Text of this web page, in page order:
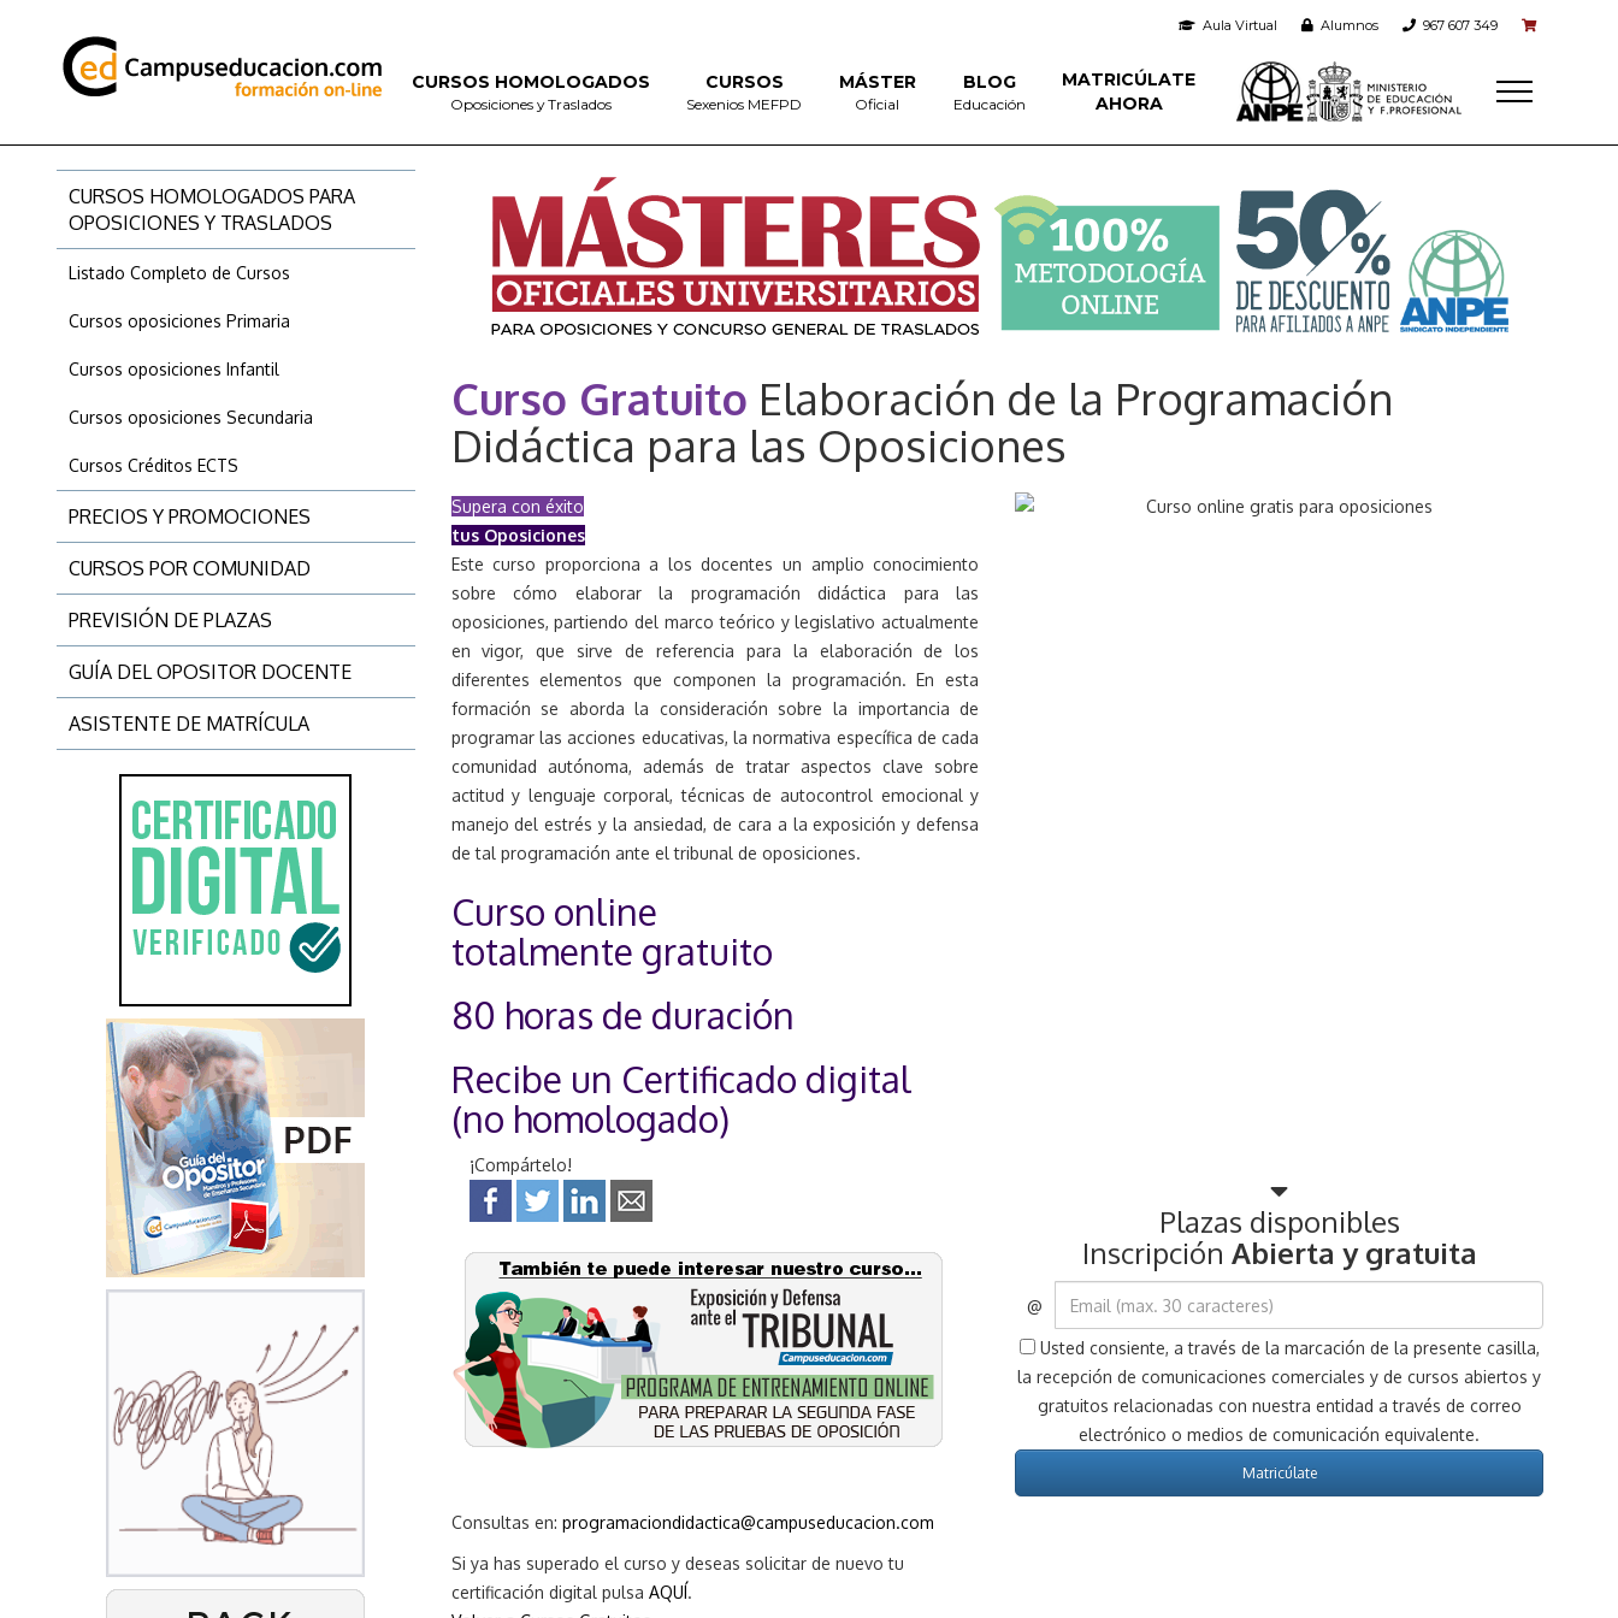
Aula Virtual Alumnos 967 607 349
CURSOS HOMOLOGADOS
Oposiciones y Traslados
CURSOS
Sexenios MEFPD
MÁSTER
Oficial
BLOG
Educación
MATRICÚLATE
AHORA
CURSOS HOMOLOGADOS PARA
OPOSICIONES Y TRASLADOS
Listado Completo de Cursos
Cursos oposiciones Primaria
Cursos oposiciones Infantil
Cursos oposiciones Secundaria
Cursos Créditos ECTS
PRECIOS Y PROMOCIONES
CURSOS POR COMUNIDAD
PREVISIÓN DE PLAZAS
GUÍA DEL OPOSITOR DOCENTE
ASISTENTE DE MATRÍCULA
Curso Gratuito Elaboración de la Programación
Didáctica para las Oposiciones
Supera con éxito
tus Oposiciones
Este curso proporciona a los docentes un amplio conocimiento
sobre cómo elaborar la programación didáctica para las
oposiciones, partiendo del marco teórico y legislativo actualmente
en vigor, que sirve de referencia para la elaboración de los
diferentes elementos que componen la programación. En esta
formación se aborda la consideración sobre la importancia de
programar las acciones educativas, la normativa específica de cada
comunidad autónoma, además de tratar aspectos clave sobre
actitud y lenguaje corporal, técnicas de autocontrol emocional y
manejo del estrés y la ansiedad, de cara a la exposición y defensa
de tal programación ante el tribunal de oposiciones.
Curso online
totalmente gratuito
80 horas de duración
Recibe un Certificado digital
(no homologado)
¡Compártelo!
Plazas disponibles
Inscripción Abierta y gratuita
@
Usted consiente, a través de la marcación de la presente casilla,
la recepción de comunicaciones comerciales y de cursos abiertos y
gratuitos relacionadas con nuestra entidad a través de correo
electrónico o medios de comunicación equivalente.
Matricúlate
Consultas en: programaciondidactica@campuseducacion.com
Si ya has superado el curso y deseas solicitar de nuevo tu
certificación digital pulsa AQUÍ.